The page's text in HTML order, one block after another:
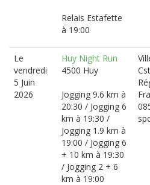
Relais Estafette
à 19:00
Le
vendredi
5 Juin
2026
Huy Night Run
4500 Huy
Jogging 9.6 km à
20:30 / Jogging 6
km à 19:30 /
Jogging 1.9 km à
19:00 / Jogging 6
+ 10 km à 19:30
/ Jogging 2 + 6
km à 19:00